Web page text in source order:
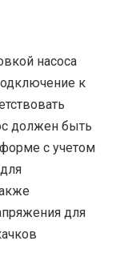
насоса
к
должен быть
с учетом
для